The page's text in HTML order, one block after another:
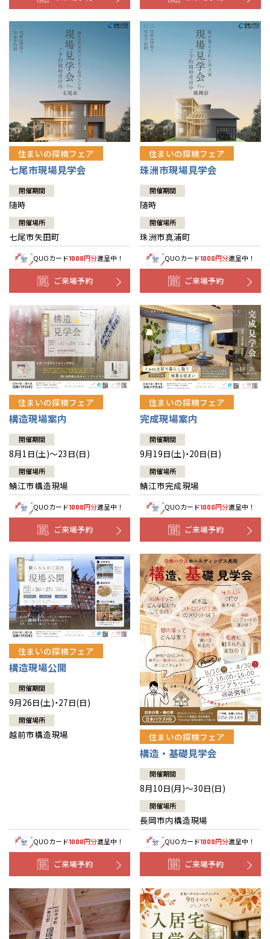
住まいの探検フェア
七尾市現場見学会
開催期間
随時
開催場所
七尾市矢田町
QUOカード1000円分進呈中！
ご来場予約
住まいの探検フェア
珠洲市現場見学会
開催期間
随時
開催場所
珠洲市真浦町
QUOカード1000円分進呈中！
ご来場予約
住まいの探検フェア
構造現場案内
開催期間
8月1日(土)～23日(日)
開催場所
鯖江市構造現場
QUOカード1000円分進呈中！
ご来場予約
住まいの探検フェア
完成現場案内
開催期間
9月19日(土)・20日(日)
開催場所
鯖江市完成現場
QUOカード1000円分進呈中！
ご来場予約
住まいの探検フェア
構造現場公開
開催期間
9月26日(土)・27日(日)
開催場所
越前市構造現場
QUOカード1000円分進呈中！
ご来場予約
住まいの探検フェア
構造・基礎見学会
開催期間
8月10日(月)～30日(日)
開催場所
長岡市内構造現場
QUOカード1000円分進呈中！
ご来場予約